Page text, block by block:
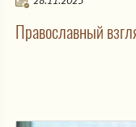
Православный